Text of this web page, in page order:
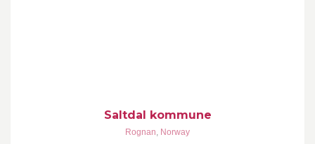
Saltdal kommune
Rognan, Norway